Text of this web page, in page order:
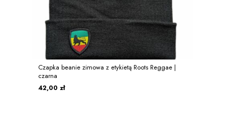
Czapka beanie zimowa z etykietą Roots Reggae |
czarna
42,00 zł